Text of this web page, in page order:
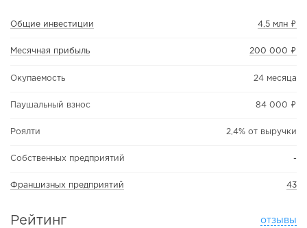
Общие инвестиции 4,5 млн ₽
Месячная прибыль 200 000 ₽
Окупаемость 24 месяца
Паушальный взнос 84 000 ₽
Роялти 2,4% от выручки
Собственных предприятий -
Франшизных предприятий 43
Рейтинг отзывы